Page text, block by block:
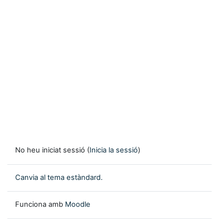
No heu iniciat sessió (Inicia la sessió)
Canvia al tema estàndard.
Funciona amb Moodle